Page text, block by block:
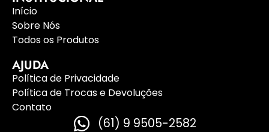
Início
Sobre Nós
Todos os Produtos
AJUDA
Política de Privacidade
Política de Trocas e Devoluções
Contato
(61) 9 9505-2582